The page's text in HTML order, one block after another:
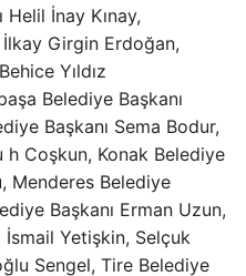
İnay Kınay,
İlkay Girgin Erdoğan,
Yıldız
Belediye Başkanı
Başkanı Sema Bodur,
h Coşkun, Konak Belediye
Menderes Belediye
Başkanı Erman Uzun,
İsmail Yetişkin, Selçuk
Sengel, Tire Belediye